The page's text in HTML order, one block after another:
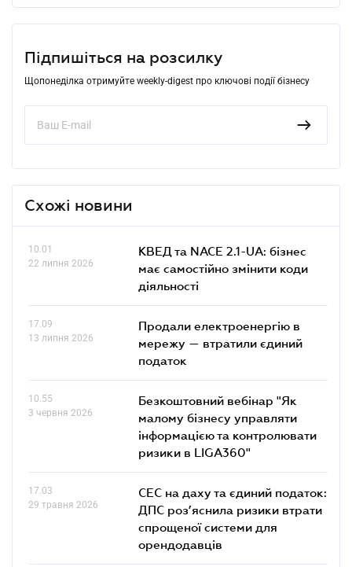
Підпишіться на розсилку
Щопонеділка отримуйте weekly-digest про ключові події бізнесу
Схожі новини
10.01
22 липня 2026
КВЕД та NACE 2.1-UA: бізнес
має самостійно змінити коди
діяльності
17.09
13 липня 2026
Продали електроенергію в
мережу — втратили єдиний
податок
10.55
3 червня 2026
Безкоштовний вебінар "Як
малому бізнесу управляти
інформацією та контролювати
ризики в LIGA360"
17.03
29 травня 2026
СЕС на даху та єдиний податок:
ДПС роз’яснила ризики втрати
спрощеної системи для
орендодавців